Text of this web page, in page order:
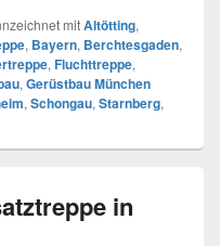
mitAltötting,
, Bayern, Berchtesgaden,
, Fluchttreppe,
, Gerüstbau München
, Schongau, Starnberg,
in